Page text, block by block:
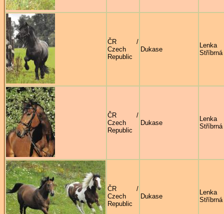
ČR /
Czech
Republic
Dukase
Lenka
Stříbrná
ČR /
Czech
Republic
Dukase
Lenka
Stříbrná
ČR /
Czech
Republic
Dukase
Lenka
Stříbrná